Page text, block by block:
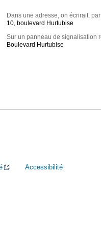
Dans une adresse, on écrirait,
10, boulevard Hurtubise
Sur un panneau de signalisation
Boulevard Hurtubise
Accessibilité